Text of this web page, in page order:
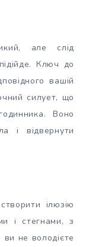
але слід
Ключ до
вашій
силует, що
Воно
і відвернути
ілюзію
і стегнами, з
ви не володієте